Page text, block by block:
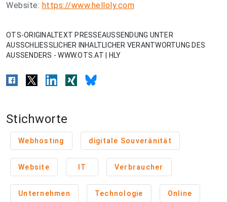
Website: https://www.helloly.com
OTS-ORIGINALTEXT PRESSEAUSSENDUNG UNTER
AUSSCHLIESSLICHER INHALTLICHER VERANTWORTUNG DES
AUSSENDERS - WWW.OTS.AT | HLY
Stichworte
Webhosting digitale Souveränität
Website IT Verbraucher
Unternehmen Technologie Online